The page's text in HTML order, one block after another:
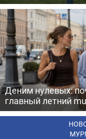
Деним нулевых:
главный летний